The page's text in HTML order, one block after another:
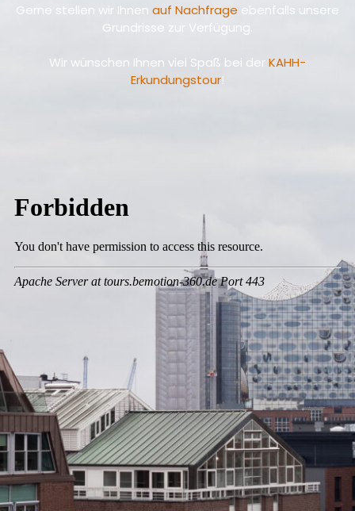
Gerne stellen wir Ihnen auf Nachfrage ebenfalls unsere
Grundrisse zur Verfügung.
Wir wünschen Ihnen viel Spaß bei der KAHH-
Erkundungstour!